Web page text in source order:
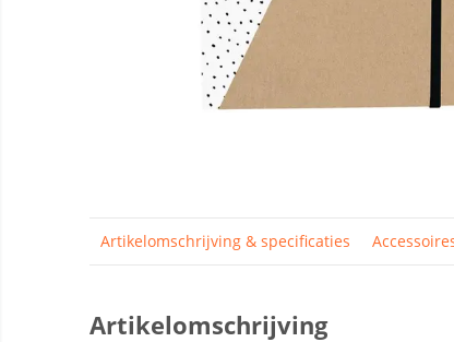
Artikelomschrijving & specificaties
Artikelomschrijving